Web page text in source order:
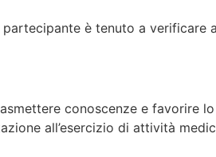
è tenuto a verificare
conoscenze e favorire
all’esercizio di attività